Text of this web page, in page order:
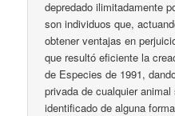
depredado ilimitadamente
son individuos que,
obtener ventajas en
que resultó eficiente la
de Especies de 1991,
privada de cualquier
identificado de alguna